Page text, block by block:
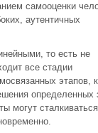
самооценки
аутентичных
то есть не
все стадии
этапов,
определенных
могут